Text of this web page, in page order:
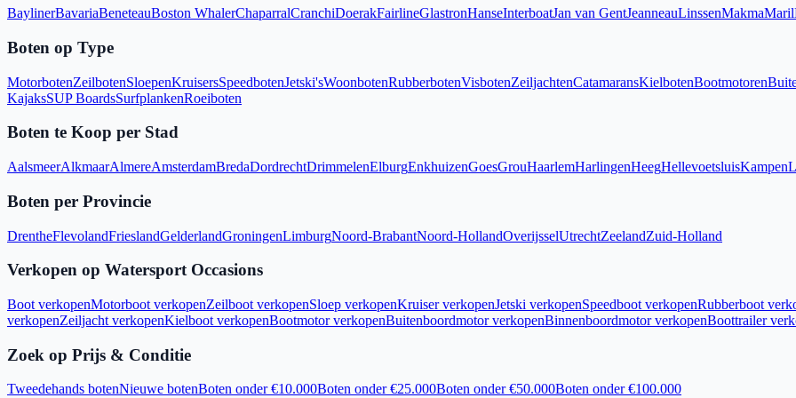
BaylinerBavariaBeneteauBoston WhalerChaparralCranchiDoerakFairlineGlastronHanseInterboatJan van GentJeanneauLinssenMakmaMaril
Boten op Type
MotorbotenZeilbotenSloepenKruisersSpeedbotenJetski'sWoonbotenRubberbotenVisbotenZeiljachtenCatamaransKielbotenBootmotoren
KajaksSUP BoardsSurfplankenRoeiboten
Boten te Koop per Stad
AalsmeerAlkmaarAlmereAmsterdamBredaDordrechtDrimmelenElburgEnkhuizenGoesGrouHaarlemHarlingenHeegHellevoetsluisKampen
Boten per Provincie
DrentheFlevolandFrieslandGelderlandGroningenLimburgNoord-BrabantNoord-HollandOverijsselUtrechtZeelandZuid-Holland
Verkopen op Watersport Occasions
Boot verkopenMotorboot verkopenZeilboot verkopenSloep verkopenKruiser verkopenJetski verkopenSpeedboot verkopenRubberboot
verkopenZeiljacht verkopenKielboot verkopenBootmotor verkopenBuitenboordmotor verkopenBinnenboordmotor verkopenBoottrailer
Zoek op Prijs & Conditie
Tweedehands botenNieuwe botenBoten onder €10.000Boten onder €25.000Boten onder €50.000Boten onder €100.000